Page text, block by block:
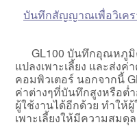
บันทึกสัญญาณเพื่อวิเค
GL100 บันทึกอุณหภูมิ
แปลงเพาะเลี้ยง และส่ง
คอมพิวเตอร์ นอกจากนี้
ค่าต่างๆที่บันทึกสูงหรือต่
ผู้ใช้งานได้อีกด้วย ทำให้
เพาะเลี้ยงให้มีความสม